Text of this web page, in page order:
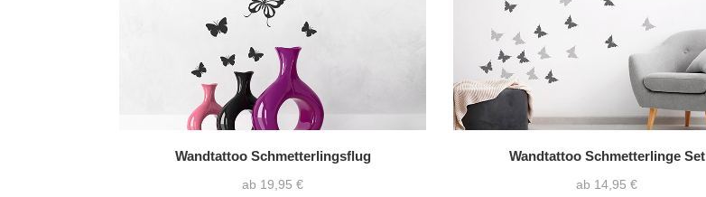
Wandtattoo Schmetterlingsflug
ab 19,95 €
Wandtattoo Schmetterlinge Set
ab 14,95 €